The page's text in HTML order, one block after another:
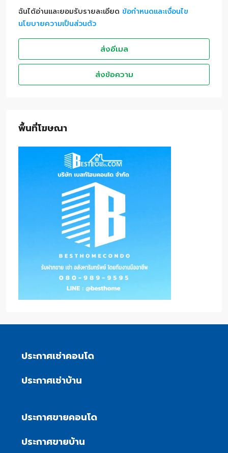
ฉันได้อ่านและยอมรับรายละเอียด ข้อกำหนดและเงื่อนไข
นโยบายความเป็นส่วนตัว
ส่งอีเมล
ส่งข้อความ
พื้นที่โฆษณา
ประกาศเช่าคอนโด
ประกาศเช่าบ้าน
ประกาศขายคอนโด
ประกาศขายบ้าน